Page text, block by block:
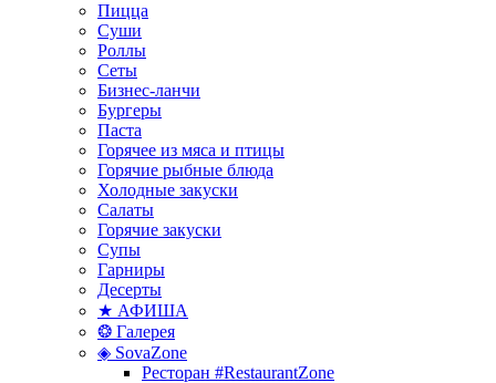
Пицца
Суши
Роллы
Сеты
Бизнес-ланчи
Бургеры
Паста
Горячее из мяса и птицы
Горячие рыбные блюда
Холодные закуски
Салаты
Горячие закуски
Супы
Гарниры
Десерты
★ АФИША
❂ Галерея
◈ SovaZone
Ресторан #RestaurantZone